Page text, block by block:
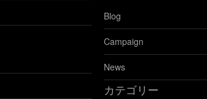
グ
を
見
る
Blog
Campaign
News
カテゴリー